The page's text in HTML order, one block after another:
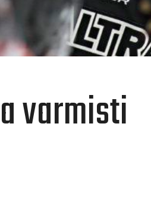
varmisti